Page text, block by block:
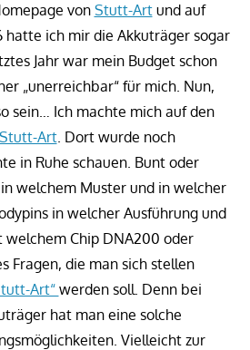
von Stutt-Artund auf
hatte ich mir die Akkuträger sogar
Jahr war mein Budget schon
„unerreichbar“ für mich. Nun,
sein… Ich machte mich auf den
Stutt-Art. Dort wurde noch
in Ruhe schauen. Bunt oder
welchem Muster und in welcher
in welcher Ausführung und
Chip DNA200 oder
Fragen, die man sich stellen
Art“ werden soll. Denn bei
hat man eine solche
Vielleicht zur